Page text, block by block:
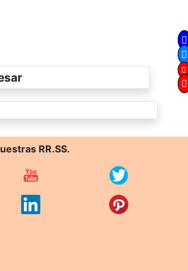
RR.SS.